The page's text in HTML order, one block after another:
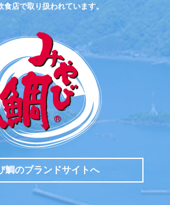
食店で取り扱われています。
鯛のブランドサイトへ